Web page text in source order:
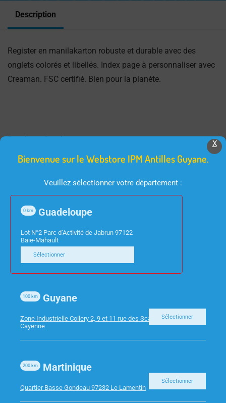
Description
Register en manilakarton robuste et durable avec des
onglets colorés et libellés. Index page à personnaliser avec
Creaman. FSC certifié. Bien pour la planète.
Produits Similaires
FOURNITURES DE BUREAU
PINCE DOUBLE CLIP
AGRAFEUSE PINCE
X
Bienvenue sur le Webstore IPM Antilles Guyane.
Veuillez sélectionner votre département :
Guadeloupe
0 km
Lot N°2 Parc d’Activité de Jabrun 97122
Baie-Mahault
Sélectionner
Guyane
100 km
Zone Industrielle Collery 2, 9 et 11 rue des Scarabees 97300
Cayenne
Sélectionner
Martinique
200 km
Quartier Basse Gondeau 97232 Le Lamentin
Sélectionner